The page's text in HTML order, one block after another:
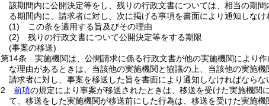
該期間内に公開決定等をし、残りの行政文書については、相当の期間
る期間内に、請求者に対し、次に掲げる事項を書面により通知しなけ
(1)
この条を適用する旨及びその理由
(2)
残りの行政文書について公開決定等をする期限
(事案の移送)
第14条
実施機関は、公開請求に係る行政文書が他の実施機関により
な理由があるときは、当該他の実施機関と協議の上、当該他の実施機
請求者に対し、事案を移送した旨を書面により通知しなければならな
2
前項の規定により事案が移送されたときは、移送を受けた実施機関
て、移送をした実施機関が移送前にした行為は、移送を受けた実施機